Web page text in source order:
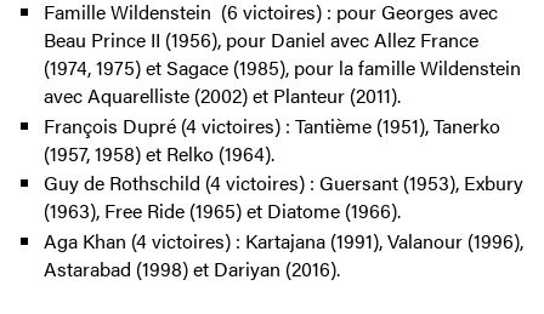
Famille Wildenstein (6 victoires) : pour Georges avec
Beau Prince II (1956), pour Daniel avec Allez France
(1974, 1975) et Sagace (1985), pour la famille Wildenstein
avec Aquarelliste (2002) et Planteur (2011).
François Dupré (4 victoires) : Tantième (1951), Tanerko
(1957, 1958) et Relko (1964).
Guy de Rothschild (4 victoires) : Guersant (1953), Exbury
(1963), Free Ride (1965) et Diatome (1966).
Aga Khan (4 victoires) : Kartajana (1991), Valanour (1996),
Astarabad (1998) et Dariyan (2016).